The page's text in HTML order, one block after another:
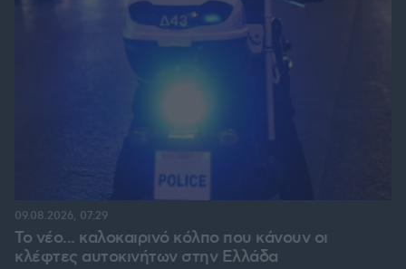
Το νέο... καλοκαιρινό κόλπο που κάνουν οι
κλέφτες αυτοκινήτων στην Ελλάδα
09.08.2026, 07:29